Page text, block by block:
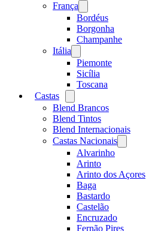
França
menu
Bordéus
Borgonha
Champanhe
Itália
menu
Piemonte
Sicília
Toscana
Castas
menu
Blend Brancos
Blend Tintos
Blend Internacionais
Castas Nacionais
menu
Alvarinho
Arinto
Arinto dos Açores
Baga
Bastardo
Castelão
Encruzado
Fernão Pires